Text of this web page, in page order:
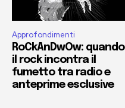
Approfondimenti
RoCkAnDwOw: quando
il rock incontra il
fumetto tra radio e
anteprime esclusive